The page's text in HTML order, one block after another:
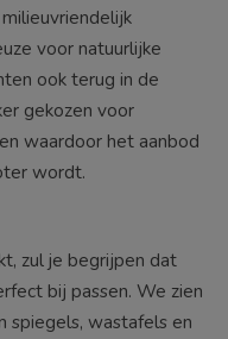
voor natuurlijke
ook terug in de
gekozen voor
waardoor het aanbod
wordt.
zul je begrijpen dat
bij passen. We zien
spiegels, wastafels en